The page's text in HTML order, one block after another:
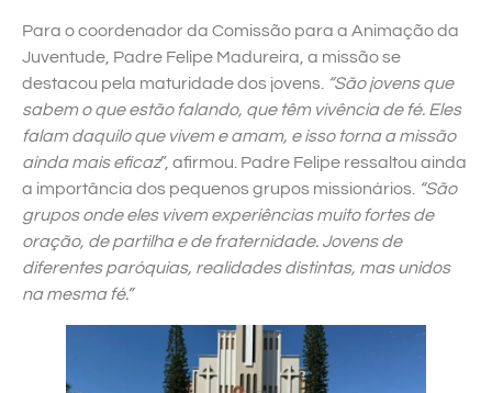
Para o coordenador da Comissão para a Animação da
Juventude, Padre Felipe Madureira, a missão se
destacou pela maturidade dos jovens.
“São jovens que
sabem o que estão falando, que têm vivência de fé. Eles
falam daquilo que vivem e amam, e isso torna a missão
ainda mais eficaz”, afirmou. Padre Felipe ressaltou ainda
a importância dos pequenos grupos missionários.
“São
grupos onde eles vivem experiências muito fortes de
oração, de partilha e de fraternidade. Jovens de
diferentes paróquias, realidades distintas, mas unidos
na mesma fé.”